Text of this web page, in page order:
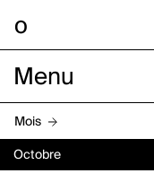
o
Menu
Mois
Octobre